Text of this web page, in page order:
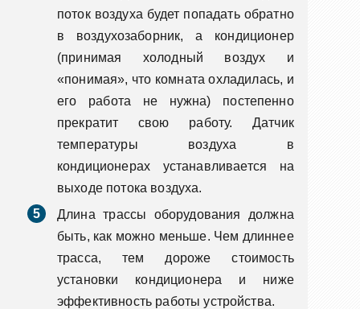
поток воздуха будет попадать обратно
в воздухозаборник, а кондиционер
(принимая холодный воздух и
«понимая», что комната охладилась, и
его работа не нужна) постепенно
прекратит свою работу. Датчик
температуры воздуха в
кондиционерах устанавливается на
выходе потока воздуха.
Длина трассы оборудования должна
быть, как можно меньше. Чем длиннее
трасса, тем дороже стоимость
установки кондиционера и ниже
эффективность работы устройства.